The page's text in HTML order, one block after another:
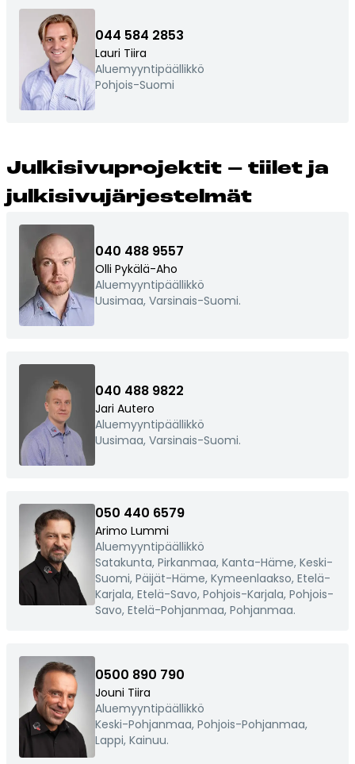
044 584 2853
Lauri Tiira
Aluemyyntipäällikkö
Pohjois-Suomi
Jul­ki­si­vup­ro­jek­tit – tii­let ja
jul­ki­si­vu­jär­jes­tel­mät
040 488 9557
Olli Pykälä-Aho
Aluemyyntipäällikkö
Uusimaa, Varsinais-Suomi.
040 488 9822
Jari Autero
Aluemyyntipäällikkö
Uusimaa, Varsinais-Suomi.
050 440 6579
Arimo Lummi
Aluemyyntipäällikkö
Satakunta, Pirkanmaa, Kanta-Häme, Keski-
Suomi, Päijät-Häme, Kymeenlaakso, Etelä-
Karjala, Etelä-Savo, Pohjois-Karjala, Pohjois-
Savo, Etelä-Pohjanmaa, Pohjanmaa.
0500 890 790
Jouni Tiira
Aluemyyntipäällikkö
Keski-Pohjanmaa, Pohjois-Pohjanmaa,
Lappi, Kainuu.